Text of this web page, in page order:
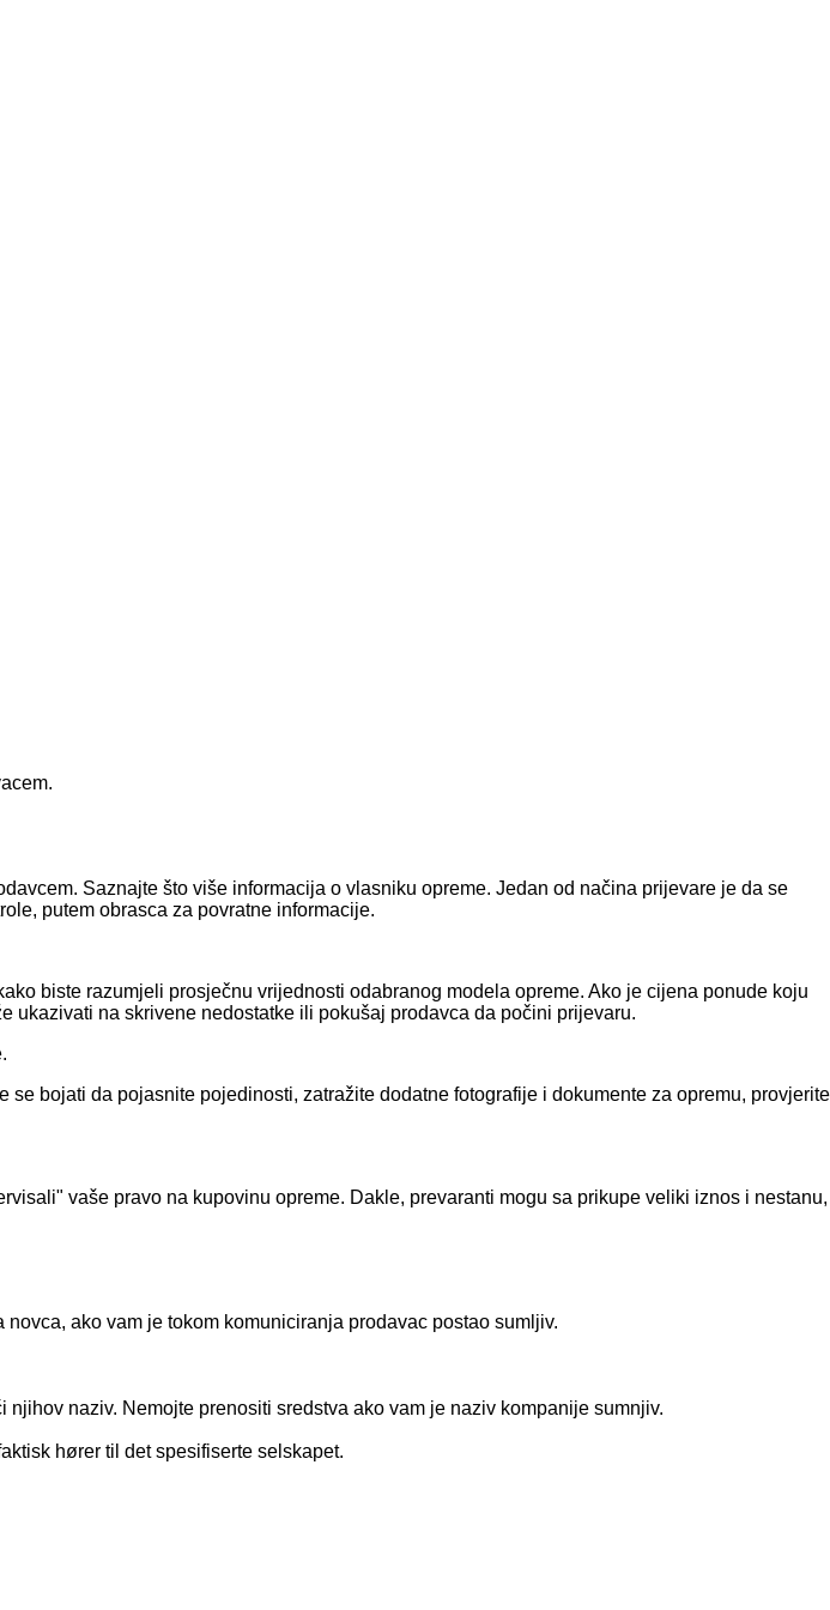
Saznajte što više informacija o vlasniku opreme. Jedan od načina prijevare je da se
putem obrasca za povratne informacije.
biste razumjeli prosječnu vrijednosti odabranog modela opreme. Ako je cijena ponude koju
ukazivati ​​na skrivene nedostatke ili pokušaj prodavca da počini prijevaru.
bojati da pojasnite pojedinosti, zatražite dodatne fotografije i dokumente za opremu, provjerite
vaše pravo na kupovinu opreme. Dakle, prevaranti mogu sa prikupe veliki iznos i nestanu,
ako vam je tokom komuniciranja prodavac postao sumljiv.
naziv. Nemojte prenositi sredstva ako vam je naziv kompanije sumnjiv.
hører til det spesifiserte selskapet.